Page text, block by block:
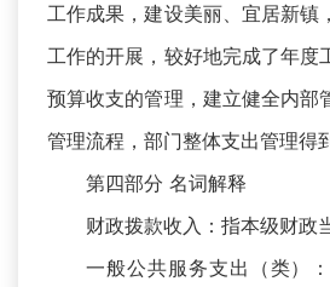
工作成果，建设美丽、宜居新镇
工作的开展，较好地完成了年度
预算收支的管理，建立健全内部
管理流程，部门整体支出管理得
第四部分 名词解释
财政拨款收入：指本级财政
一般公共服务支出（类）